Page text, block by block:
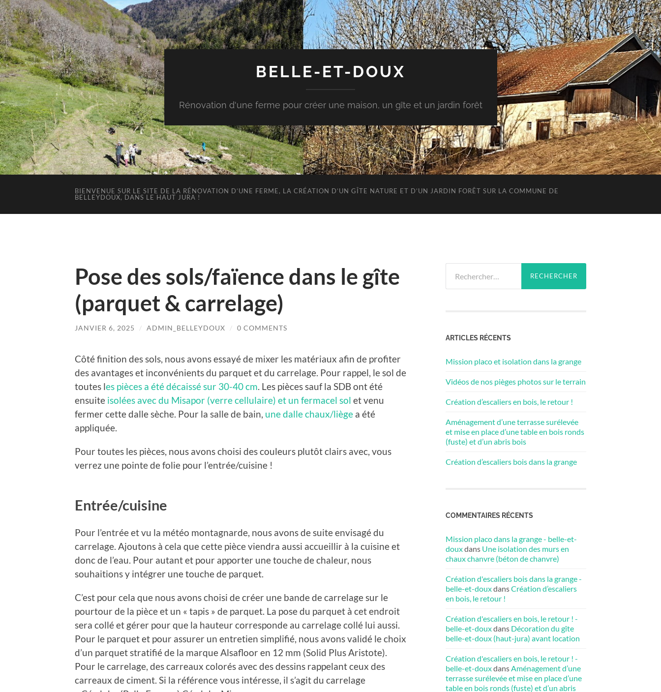
BELLE-ET-DOUX
Rénovation d'une ferme pour créer une maison, un gîte et un jardin forêt
BIENVENUE SUR LE SITE DE LA RÉNOVATION D’UNE FERME, LA CRÉATION D’UN GÎTE NATURE ET D’UN JARDIN FORÊT SUR LA COMMUNE DE
BELLEYDOUX, DANS LE HAUT JURA !
Pose des sols/faïence dans le gîte
(parquet & carrelage)
JANVIER 6, 2025 / ADMIN_BELLEYDOUX / 0 COMMENTS
Côté finition des sols, nous avons essayé de mixer les matériaux afin de profiter
des avantages et inconvénients du parquet et du carrelage. Pour rappel, le sol de
toutes les pièces a été décaissé sur 30-40 cm . Les pièces sauf la SDB ont été
ensuite isolées avec du Misapor (verre cellulaire) et un fermacel sol et venu
fermer cette dalle sèche. Pour la salle de bain, une dalle chaux/liège a été
appliquée.
Pour toutes les pièces, nous avons choisi des couleurs plutôt clairs avec, vous
verrez une pointe de folie pour l’entrée/cuisine !
Entrée/cuisine
Pour l’entrée et vu la météo montagnarde, nous avons de suite envisagé du
carrelage. Ajoutons à cela que cette pièce viendra aussi accueillir à la cuisine et
donc de l’eau. Pour autant et pour apporter une touche de chaleur, nous
souhaitions y intégrer une touche de parquet.
C’est pour cela que nous avons choisi de créer une bande de carrelage sur le
pourtour de la pièce et un « tapis » de parquet. La pose du parquet à cet endroit
sera collé et gérer pour que la hauteur corresponde au carrelage collé lui aussi.
Pour le parquet et pour assurer un entretien simplifié, nous avons validé le choix
d’un parquet stratifié de la marque Alsafloor en 12 mm (Solid Plus Aristote).
Pour le carrelage, des carreaux colorés avec des dessins rappelant ceux des
carreaux de ciment. Si la référence vous intéresse, il s’agit du carrelage
ARTICLES RÉCENTS
Mission placo et isolation dans la grange
Vidéos de nos pièges photos sur le terrain
Création d’escaliers en bois, le retour !
Aménagement d’une terrasse surélevée
et mise en place d’une table en bois ronds
(fuste) et d’un abris bois
Création d’escaliers bois dans la grange
COMMENTAIRES RÉCENTS
Mission placo dans la grange - belle-et-
douxdans Une isolation des murs en
chaux chanvre (béton de chanvre)
Création d'escaliers bois dans la grange -
belle-et-douxdansCréation d’escaliers
en bois, le retour !
Création d'escaliers en bois, le retour ! -
belle-et-douxdans Décoration du gîte
belle-et-doux (haut-jura) avant location
Création d'escaliers en bois, le retour ! -
belle-et-douxdans Aménagement d’une
terrasse surélevée et mise en place d’une
table en bois ronds (fuste) et d’un abris